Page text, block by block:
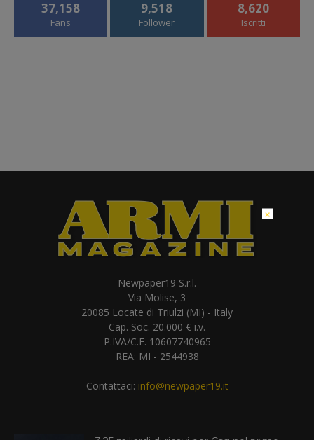
37,158
Fans
9,518
Follower
8,620
Iscritti
Newpaper19 S.r.l.
Via Molise, 3
20085 Locate di Triulzi (MI) - Italy
Cap. Soc. 20.000 € i.v.
P.IVA/C.F. 10607740965
REA: MI - 2544938
Contattaci: info@newpaper19.it
×